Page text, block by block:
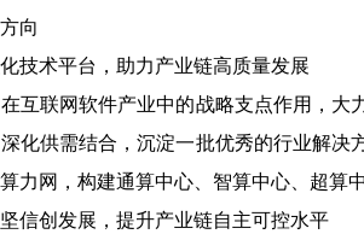
向
术平台，助力产业链高质量发展
联网软件产业中的战略支点作用，大
化供需结合，沉淀一批优秀的行业解
力网，构建通算中心、智算中心、超算
创发展，提升产业链自主可控水平